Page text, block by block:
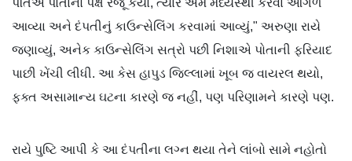
આવ્યા અને દંપતીનું કાઉન્સેલિંગ કરવામાં આવ્યું," અરુણા રાયે
જણાવ્યું, અનેક કાઉન્સેલિંગ સત્રો પછી નિશાએ પોતાની ફરિયાદ
પાછી ખેંચી લીધી. આ કેસ હાપુડ જિલ્લામાં ખૂબ જ વાયરલ થયો,
ફક્ત અસામાન્ય ઘટના કારણે જ નહીં, પણ પરિણામને કારણે પણ.
રાયે પુષ્ટિ આપી કે આ દંપતીના લગ્ન થયા તેને લાંબો સામે નહોતો